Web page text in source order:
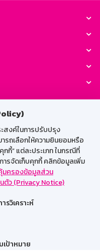
สงค์ในการปรับปรุง
รถเลือกให้ความยินยอมหรือ
กี้” แต่ละประเภท ในกรณีที่
ารจัดเก็บคุกกี้ คลิกข้อมูลเพิ่ม
มครองข้อมูลส่วน
ตัว (Privacy Notice)
รวิเคราะห์
เป้าหมาย
าน
M-Search
เมล
บบราวเซอร์